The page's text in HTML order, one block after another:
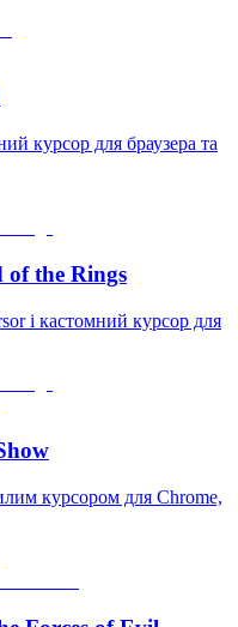
курсор для браузера та
of the Rings
і кастомний курсор для
курсором для Chrome,